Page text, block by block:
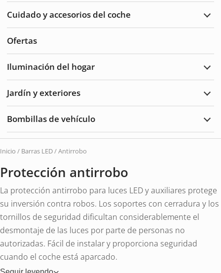
Cuidado y accesorios del coche
Ofertas
Iluminación del hogar
Jardín y exteriores
Bombillas de vehículo
de
Inicio / Barras LED/ Antirrobo
Protección antirrobo
La protección antirrobo para luces LED y auxiliares protege
su inversión contra robos. Los soportes con cerradura y los
tornillos de seguridad dificultan considerablemente el
desmontaje de las luces por parte de personas no
autorizadas. Fácil de instalar y proporciona seguridad
cuando el coche está aparcado.